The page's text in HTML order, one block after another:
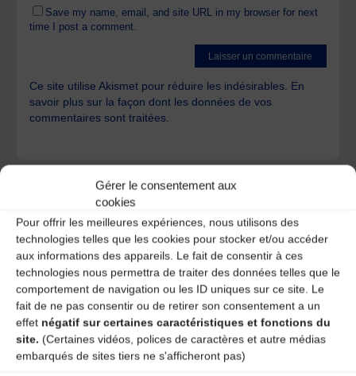
Gérer le consentement aux
cookies
Pour offrir les meilleures expériences, nous utilisons des
technologies telles que les cookies pour stocker et/ou accéder
aux informations des appareils. Le fait de consentir à ces
technologies nous permettra de traiter des données telles que le
comportement de navigation ou les ID uniques sur ce site. Le
fait de ne pas consentir ou de retirer son consentement a un
effet négatif sur certaines caractéristiques et fonctions du
site. (Certaines vidéos, polices de caractères et autre médias
embarqués de sites tiers ne s'afficheront pas)
Save my name, email, and site URL in my browser for next
time I post a comment.
Ce site utilise Akismet pour réduire les indésirables. En
savoir plus sur la façon dont les données de vos
commentaires sont traitées.
A DECOUVRIR :